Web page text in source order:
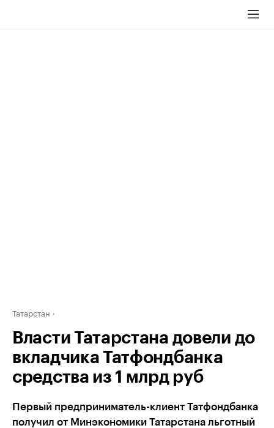
Татарстан
Власти Татарстана довели до
вкладчика Татфондбанка
средства из 1 млрд руб
Первый предприниматель-клиент Татфондбанка
получил от Минэкономики Татарстана льготный